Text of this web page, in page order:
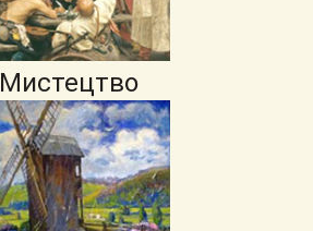
Мистецтво